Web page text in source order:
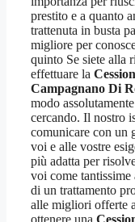
prestito e a quanto
trattenuta in busta
migliore per
quinto Se siete alla
effettuare la
Campagnano Di
modo
cercando. Il nostro
comunicare con un
voi e alle vostre
più adatta per
voi come tantissime
di un trattamento
alle migliori offerte
ottenere una